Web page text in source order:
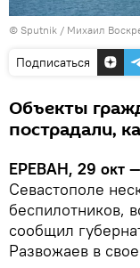
© Sputnik / Михаил
Подписаться
Объекты
пострадали,
ЕРЕВАН, 29 окт
Севастополе
беспилотников,
сообщил
Развожаев в